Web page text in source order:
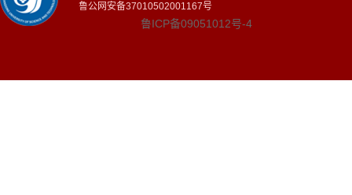
鲁公网安备37010502001167号
鲁ICP备09051012号-4